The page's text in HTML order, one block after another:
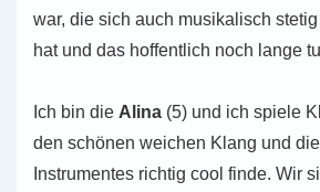
war, die sich auch musi­ka­lisch
hat und das hof­fent­lich noch lange
Ich bin die Alina (5) und ich spiele
den schö­nen wei­chen Klang und
Instru­men­tes rich­tig cool finde. Wir